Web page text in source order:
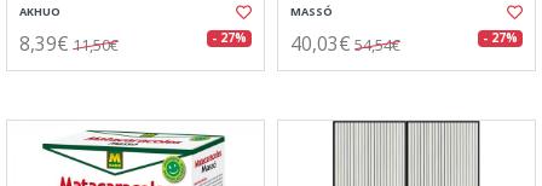
AKHUO
8,39€ 11,50€ - 27%
MASSÓ
40,03€ 54,54€ - 27%